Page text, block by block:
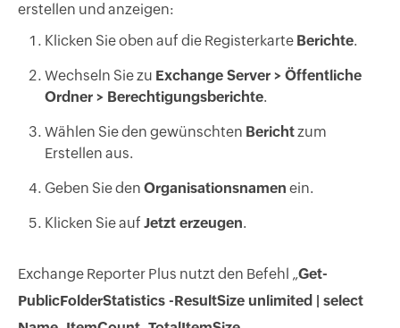
erstellen und anzeigen:
Klicken Sie oben auf die Registerkarte Berichte.
Wechseln Sie zu Exchange Server > Öffentliche
Ordner > Berechtigungsberichte.
Wählen Sie den gewünschten Berichtzum
Erstellen aus.
Geben Sie den Organisationsnamen ein.
Klicken Sie auf Jetzt erzeugen.
Exchange Reporter Plus nutzt den Befehl „Get-
PublicFolderStatistics -ResultSize unlimited | select